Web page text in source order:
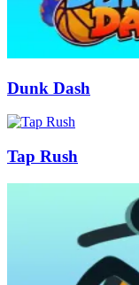
Dunk Dash
Tap Rush